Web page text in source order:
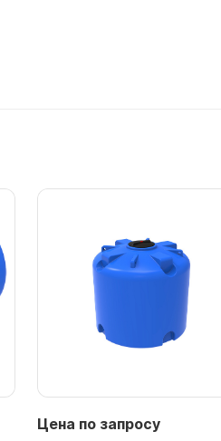
Цена по запросу